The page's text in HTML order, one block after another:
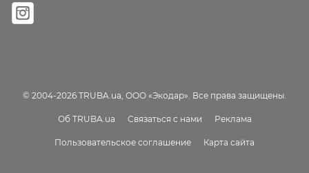
© 2004-2026 TRUBA.ua, ООО «Экодар». Все права защищены.
Об TRUBA.ua Связаться с нами Реклама
Пользовательское соглашение Карта сайта